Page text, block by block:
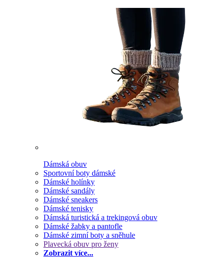
Dámská obuv
Sportovní boty dámské
Dámské holínky
Dámské sandály
Dámské sneakers
Dámské tenisky
Dámská turistická a trekingová obuv
Dámské žabky a pantofle
Dámské zimní boty a sněhule
Plavecká obuv pro ženy
Zobrazit více...